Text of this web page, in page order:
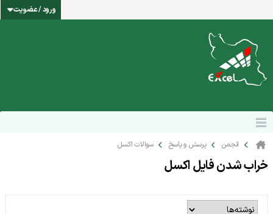
ورود / عضویت
انجمن پرسش و پاسخ سوالات اکسل
خراب شدن فایل اکسل